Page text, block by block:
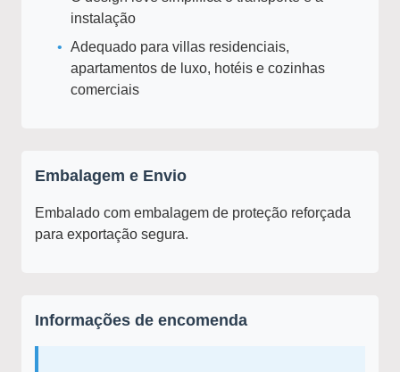
instalação
Adequado para villas residenciais,
apartamentos de luxo, hotéis e cozinhas
comerciais
Embalagem e Envio
Embalado com embalagem de proteção reforçada
para exportação segura.
Informações de encomenda